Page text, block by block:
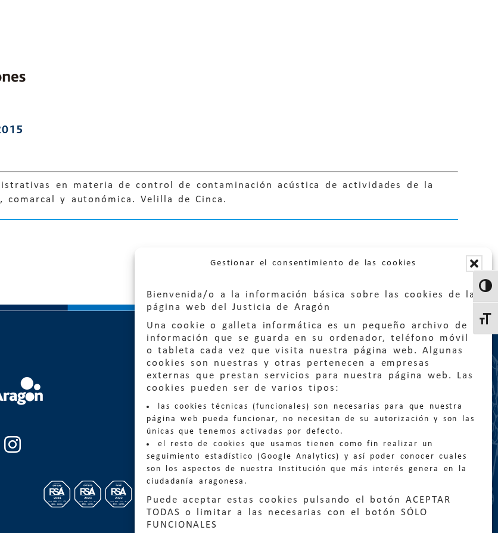
Gestionar el consentimiento de las cookies
Bienvenida/o a la información básica sobre las cookies de la
página web del Justicia de Aragón
Una cookie o galleta informática es un pequeño archivo de
información que se guarda en su ordenador, teléfono móvil
o tableta cada vez que visita nuestra página web. Algunas
cookies son nuestras y otras pertenecen a empresas
externas que prestan servicios para nuestra página web. Las
cookies pueden ser de varios tipos:
las cookies técnicas (funcionales) son necesarias para que nuestra
página web pueda funcionar, no necesitan de su autorización y son las
únicas que tenemos activadas por defecto.
el resto de cookies que usamos tienen como fin realizar un
seguimiento estadístico (Google Analytics) y así poder conocer cuales
son los aspectos de nuestra Institución que más interés genera en la
ciudadanía aragonesa.
Puede aceptar estas cookies pulsando el botón ACEPTAR
TODAS o limitar a las necesarias con el botón SÓLO
FUNCIONALES
en materia de control de contaminación acústica de actividades de la
comarcal y autonómica. Velilla de Cinca.
Quejas:quejas@eljusticiadearagon.es
Información general:
informacion@eljusticiadearagon.es
Teléfonos: 900 210 210/ 976 399 354